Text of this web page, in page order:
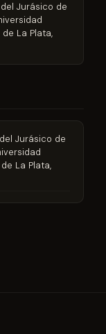
Jurásico de
La Plata,
Jurásico de
La Plata,